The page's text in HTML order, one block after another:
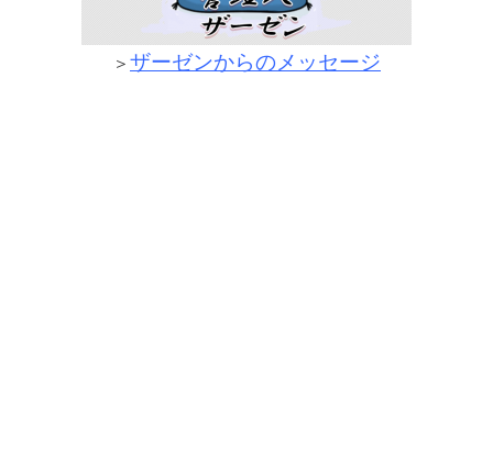
＞ ザーゼンからのメッセージ